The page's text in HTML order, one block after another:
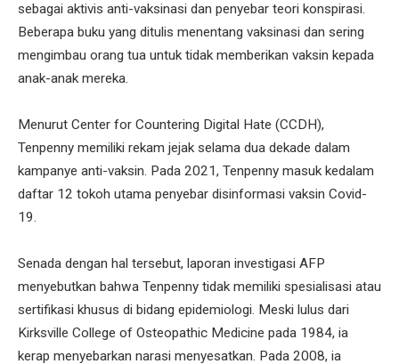
sebagai aktivis anti-vaksinasi dan penyebar teori konspirasi.
Beberapa buku yang ditulis menentang vaksinasi dan sering
mengimbau orang tua untuk tidak memberikan vaksin kepada
anak-anak mereka.
Menurut Center for Countering Digital Hate (CCDH),
Tenpenny memiliki rekam jejak selama dua dekade dalam
kampanye anti-vaksin. Pada 2021, Tenpenny masuk kedalam
daftar 12 tokoh utama penyebar disinformasi vaksin Covid-
19.
Senada dengan hal tersebut, laporan investigasi AFP
menyebutkan bahwa Tenpenny tidak memiliki spesialisasi atau
sertifikasi khusus di bidang epidemiologi. Meski lulus dari
Kirksville College of Osteopathic Medicine pada 1984, ia
kerap menyebarkan narasi menyesatkan. Pada 2008, ia